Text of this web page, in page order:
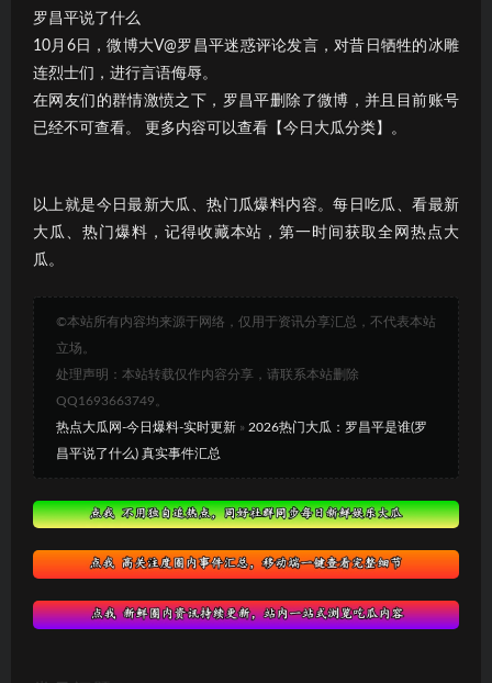
罗昌平说了什么
10月6日，微博大V@罗昌平迷惑评论发言，对昔日牺牲的冰雕
连烈士们，进行言语侮辱。
在网友们的群情激愤之下，罗昌平删除了微博，并且目前账号
已经不可查看。 更多内容可以查看【今日大瓜分类】。
以上就是今日最新大瓜、热门瓜爆料内容。每日吃瓜、看最新
大瓜、热门爆料，记得收藏本站，第一时间获取全网热点大
瓜。
©本站所有内容均来源于网络，仅用于资讯分享汇总，不代表本站
立场。
处理声明：本站转载仅作内容分享，请联系本站删除
QQ1693663749。
热点大瓜网-今日爆料-实时更新 » 2026热门大瓜：罗昌平是谁(罗
昌平说了什么) 真实事件汇总